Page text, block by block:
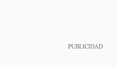
PUBLICIDAD